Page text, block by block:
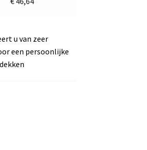
u van zeer
een persoonlijke